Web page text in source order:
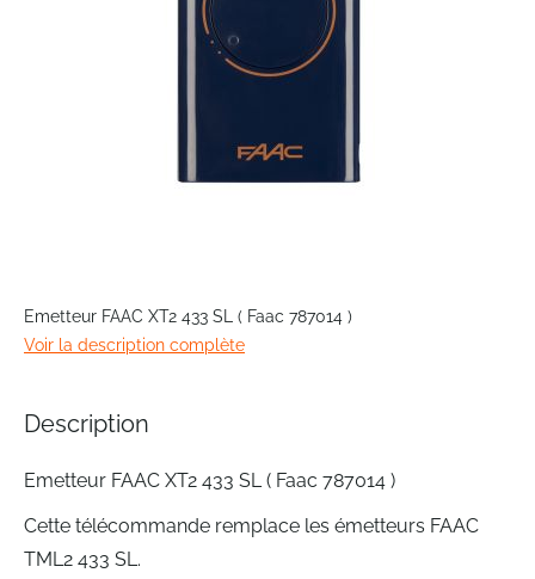
to
the
beginning
images
Emetteur FAAC XT2 433 SL ( Faac 787014 )
Voir la description complète
Description
Emetteur FAAC XT2 433 SL ( Faac 787014 )
Cette télécommande remplace les émetteurs FAAC
TML2 433 SL.